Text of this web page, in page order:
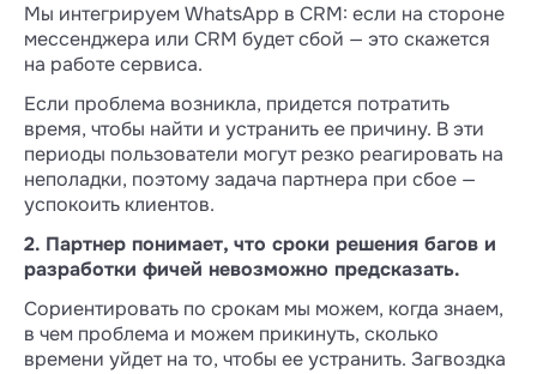
Мы интегрируем WhatsApp в CRM: если на стороне
мессенджера или CRM будет сбой — это скажется
на работе сервиса.
Если проблема возникла, придется потратить
время, чтобы найти и устранить ее причину. В эти
периоды пользователи могут резко реагировать на
неполадки, поэтому задача партнера при сбое —
успокоить клиентов.
2. Партнер понимает, что сроки решения багов и
разработки фичей невозможно предсказать.
Сориентировать по срокам мы можем, когда знаем,
в чем проблема и можем прикинуть, сколько
времени уйдет на то, чтобы ее устранить. Загвоздка